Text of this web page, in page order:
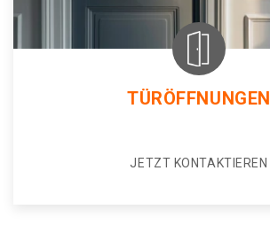
TÜRÖFFNUNGEN
JETZT KONTAKTIEREN